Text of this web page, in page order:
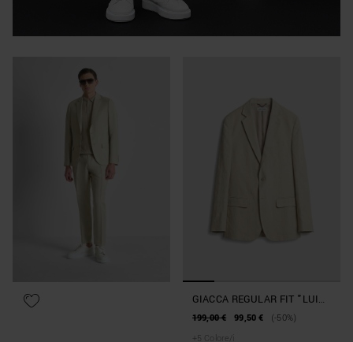
GIACCA REGULAR FIT "LUIS"
IN MISTO LINO E VISCOSA
199,00 € 99,50 €
(-50%)
+ 5 Colore/i